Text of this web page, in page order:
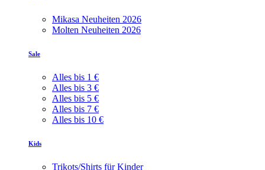
Mikasa Neuheiten 2026
Molten Neuheiten 2026
Sale
Alles bis 1 €
Alles bis 3 €
Alles bis 5 €
Alles bis 7 €
Alles bis 10 €
Kids
Trikots/Shirts für Kinder